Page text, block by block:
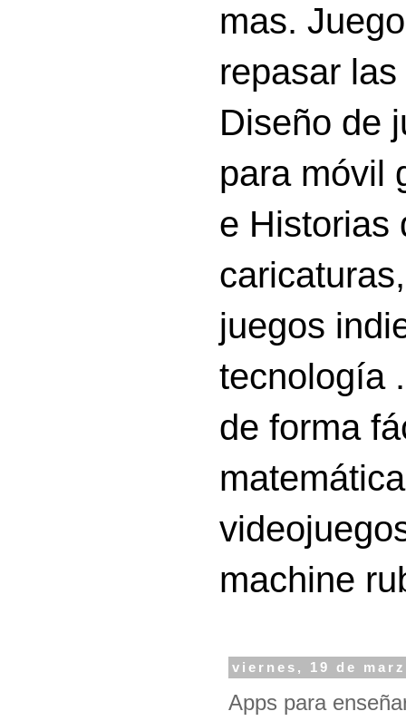
mas.
repasar
Diseño de
para móvil
e Historias
juegos
tecnología
de forma
machine
viernes, 19 de
Apps para